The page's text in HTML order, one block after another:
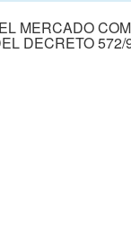
MERCADO
DECRETO 572/